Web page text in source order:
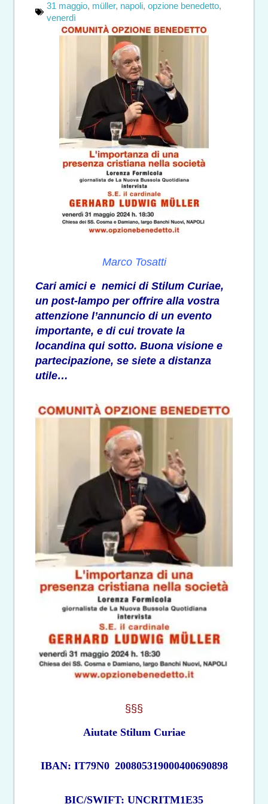
31 maggio, müller, napoli, opzione benedetto,
venerdì
Marco Tosatti
Cari amici e nemici di Stilum Curiae,
un post-lampo per offrire alla vostra
attenzione l’annuncio di un evento
importante, e di cui trovate la
locandina qui sotto. Buona visione e
partecipazione, se siete a distanza
utile…
§§§
Aiutate Stilum Curiae
IBAN: IT79N0 200805319000400690898
BIC/SWIFT: UNCRITM1E35